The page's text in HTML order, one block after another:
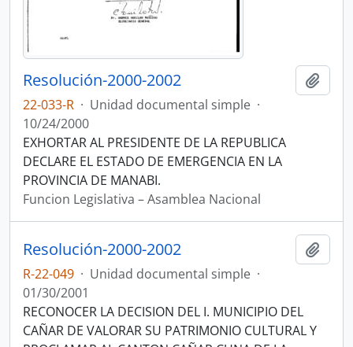
Resolución-2000-2002
22-033-R · Unidad documental simple ·
10/24/2000
EXHORTAR AL PRESIDENTE DE LA REPUBLICA
DECLARE EL ESTADO DE EMERGENCIA EN LA
PROVINCIA DE MANABI.
Funcion Legislativa – Asamblea Nacional
Resolución-2000-2002
R-22-049 · Unidad documental simple ·
01/30/2001
RECONOCER LA DECISION DEL I. MUNICIPIO DEL
CAÑAR DE VALORAR SU PATRIMONIO CULTURAL Y